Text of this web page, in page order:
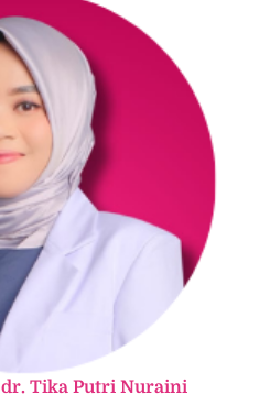
dr. Tika Putri Nuraini